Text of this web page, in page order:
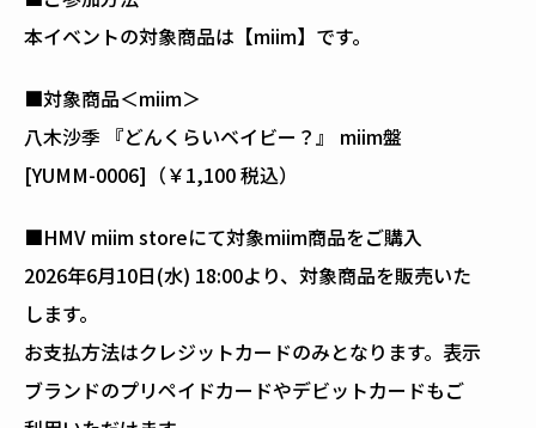
本イベントの対象商品は【miim】です。
■対象商品＜miim＞
八木沙季 『どんくらいベイビー？』 miim盤
[YUMM-0006]（￥1,100 税込）
■HMV miim storeにて対象miim商品をご購入
2026年6月10日(水) 18:00より、対象商品を販売いた
します。
お支払方法はクレジットカードのみとなります。表示
ブランドのプリペイドカードやデビットカードもご